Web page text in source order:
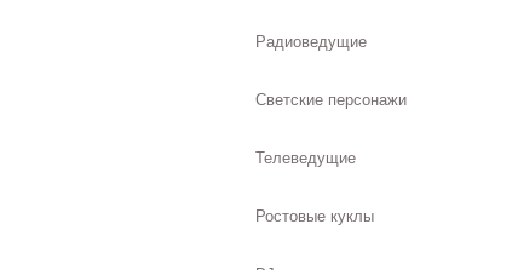
Радиоведущие
Светские персонажи
Телеведущие
Ростовые куклы